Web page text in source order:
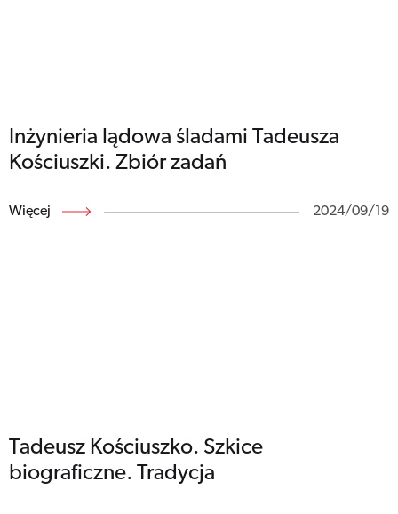
Inżynieria lądowa śladami Tadeusza
Kościuszki. Zbiór zadań
Więcej 2024/09/19
Tadeusz Kościuszko. Szkice
biograficzne. Tradycja